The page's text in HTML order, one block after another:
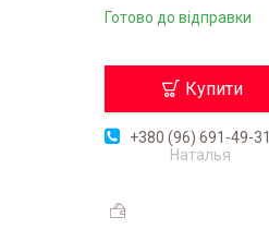
Готово до відправки
Купити
+380 (96) 691-49-31
Наталья